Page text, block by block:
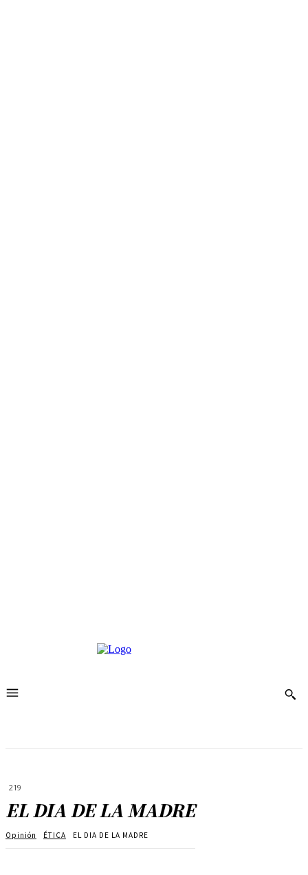
219
EL DIA DE LA MADRE
Opinión ÉTICA EL DIA DE LA MADRE